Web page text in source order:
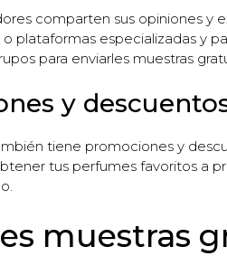
comparten sus opiniones
plataformas especializadas y
para enviarles muestras
y
tiene promociones y
tus perfumes favoritos a
muestras